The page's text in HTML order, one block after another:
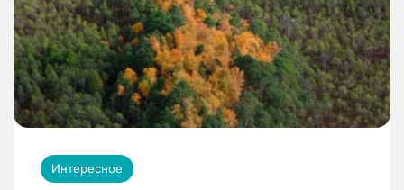
Интересное